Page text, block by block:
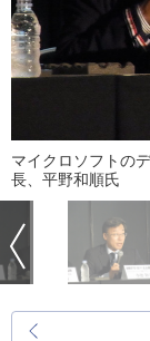
マイクロソフトの
長、平野和順氏